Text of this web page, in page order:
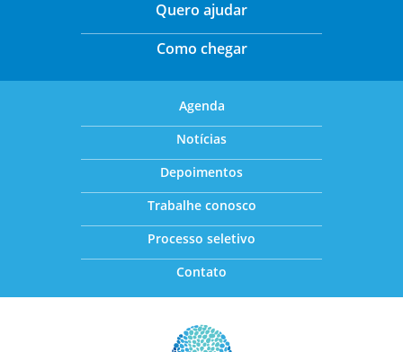
Quero ajudar
Como chegar
Agenda
Notícias
Depoimentos
Trabalhe conosco
Processo seletivo
Contato